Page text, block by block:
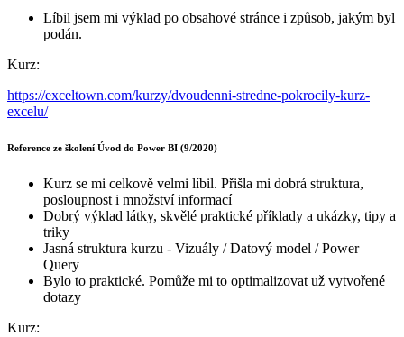
Líbil jsem mi výklad po obsahové stránce i způsob, jakým byl
podán.
Kurz:
https://exceltown.com/kurzy/dvoudenni-stredne-pokrocily-kurz-
excelu/
Reference ze školení Úvod do Power BI (9/2020)
Kurz se mi celkově velmi líbil. Přišla mi dobrá struktura,
posloupnost i množství informací
Dobrý výklad látky, skvělé praktické příklady a ukázky, tipy a
triky
Jasná struktura kurzu - Vizuály / Datový model / Power
Query
Bylo to praktické. Pomůže mi to optimalizovat už vytvořené
dotazy
Kurz: